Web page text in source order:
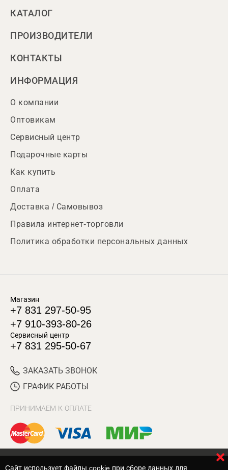
КАТАЛОГ
ПРОИЗВОДИТЕЛИ
КОНТАКТЫ
ИНФОРМАЦИЯ
О компании
Оптовикам
Сервисный центр
Подарочные карты
Как купить
Оплата
Доставка / Самовывоз
Правила интернет-торговли
Политика обработки персональных данных
Магазин
+7 831 297-50-95
+7 910-393-80-26
Сервисный центр
+7 831 295-50-67
ЗАКАЗАТЬ ЗВОНОК
ГРАФИК РАБОТЫ
ПРИНИМАЕМ К ОПЛАТЕ
Cайт использует файлы cookie при сборе данных для